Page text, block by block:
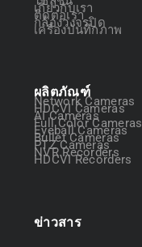
เกี่ยวกับเรา
ติดต่อเรา
กล้องวงจรปิด
เครื่องบันทึกภาพ
ผลิตภัณฑ์
Network Cameras
HDCVI Cameras
AI Cameras
Full Color Cameras
Eyeball Cameras
Bullet Cameras
PTZ Cameras
NVR Recorders
HDCVI Recorders
ข่าวสาร